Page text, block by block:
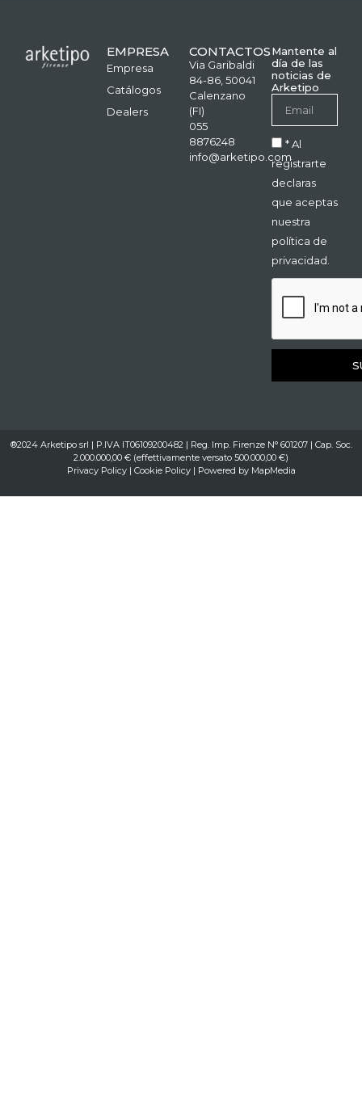
EMPRESA
Empresa
Catálogos
Dealers
CONTACTOS
Via Garibaldi
84-86, 50041
Calenzano
(FI)
055
8876248
info@arketipo.com
Mantente al
día de las
noticias de
Arketipo
* Al
registrarte
declaras
que aceptas
nuestra
política de
privacidad.
®2024 Arketipo srl | P.IVA IT06109200482 | Reg. Imp. Firenze N° 601207 | Cap. Soc.
2.000.000,00 € (effettivamente versato 500.000,00 €)
Privacy Policy| Cookie Policy| Powered by MapMedia